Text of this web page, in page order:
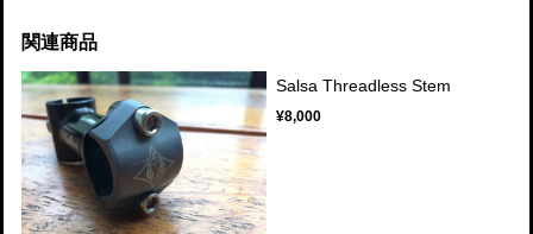
関連商品
Salsa Threadless Stem
¥8,000